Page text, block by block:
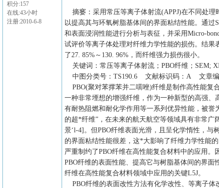
积分:157
在线:43小时
注册:2010-6-8
摘窭：采用常压等离子体射流(APPJ)在不同处理
以提高其与环氧树脂基体间的界面粘结性能。通
和表面浸润性能进行分析与表征，并采用Micro-
试评价等离子体处理对纤维力学性能的损伤。结果
了27. 85%～130. 96%，而纤维强力损伤很小。
关键词：常压等离子体射流；PBO纤维；SEM;
中图分类号：TS190.6 文献标识码：A 文章编
PBO(聚对苯撑苯并二嚅唑)纤维是制作高性能复
一种非常堙想的增强纤维，作为一种新型的高强、
有耐热阻燃和耐化学作用等一系列优异性能，被誉
的超*纤维”，在未来的航天航空等领域具有非常广
景‘l-4]。但PBO纤维表面光滑，且呈化学惰性，与
的界面粘结性能很差，这*大影响了纤维力学性能
严重制约了PBO纤维在高性能复合材料中的应用。
PBO纤维的表面性能、提高它与树脂基体间的界面
纤维在高性能复合材料领域中应用的关键L5J。
PBO纤维的表面改性方法有化学改性、等离子体